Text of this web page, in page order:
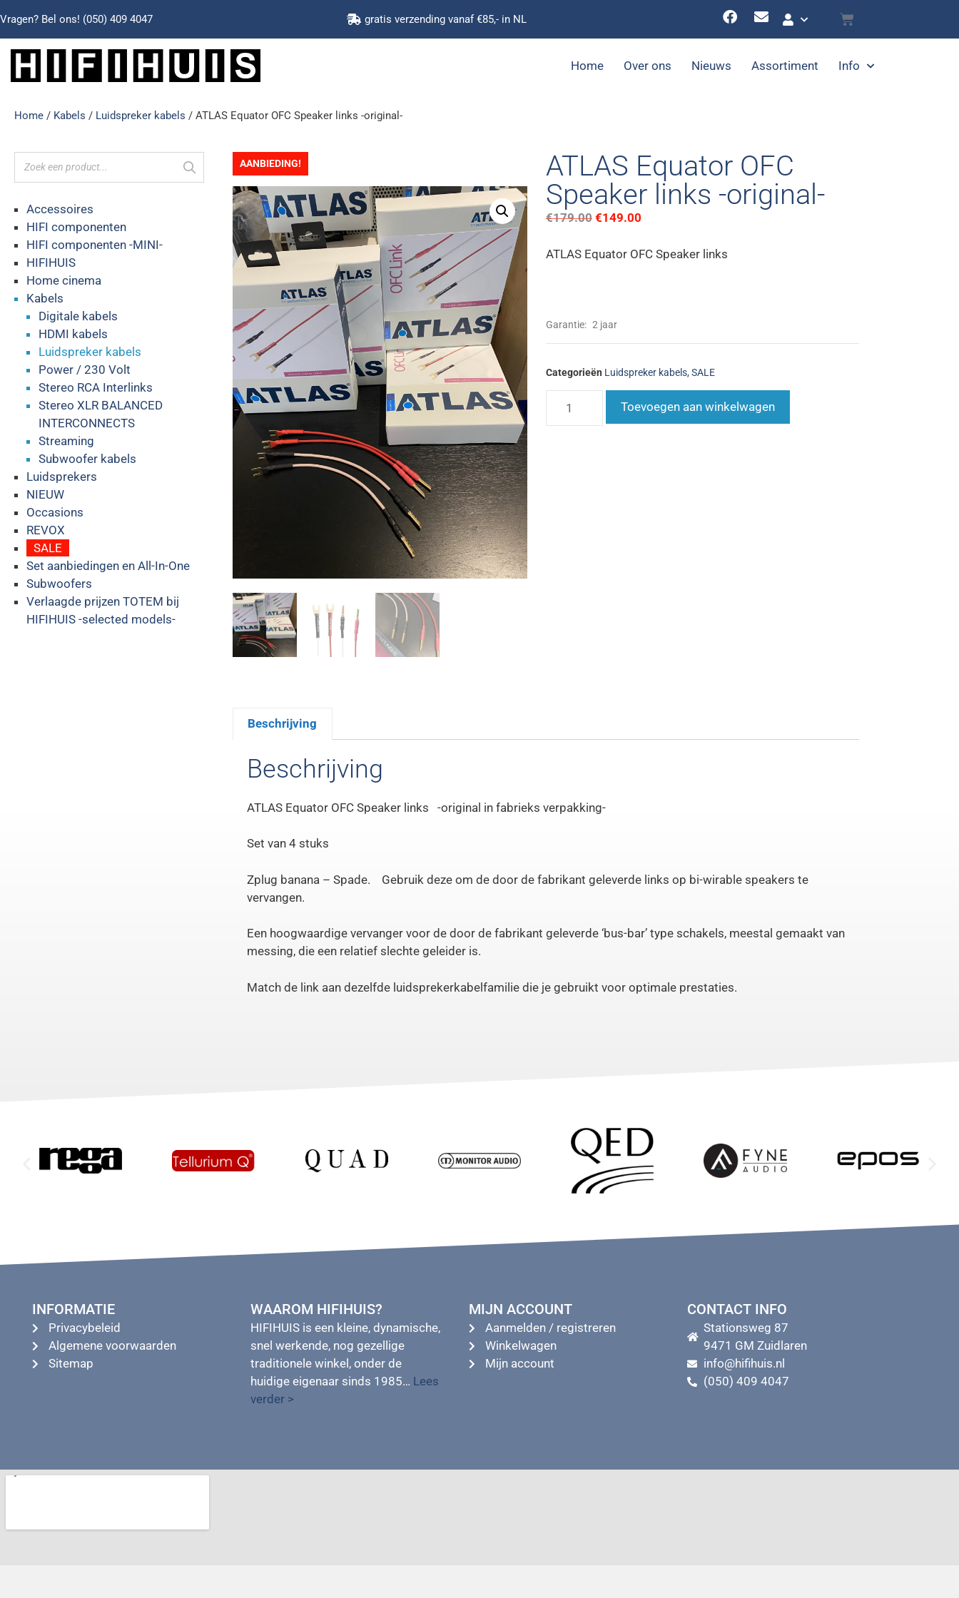
Vragen? Bel ons! (050) 409 4047 gratis verzending vanaf €85,- in NL
Home Over ons Nieuws Assortiment Info
Home / Kabels / Luidspreker kabels / ATLAS Equator OFC Speaker links -original-
Accessoires
HIFI componenten
HIFI componenten -MINI-
HIFIHUIS
Home cinema
Kabels
Digitale kabels
HDMI kabels
Luidspreker kabels
Power / 230 Volt
Stereo RCA Interlinks
Stereo XLR BALANCED
INTERCONNECTS
Streaming
Subwoofer kabels
Luidsprekers
NIEUW
Occasions
REVOX
SALE
Set aanbiedingen en All-In-One
Subwoofers
Verlaagde prijzen TOTEM bij
HIFIHUIS -selected models-
AANBIEDING!
ATLAS Equator OFC
Speaker links -original-
€179.00 €149.00
ATLAS Equator OFC Speaker links
Garantie: 2 jaar
Categorieën Luidspreker kabels, SALE
Toevoegen aan winkelwagen
Beschrijving
Beschrijving
ATLAS Equator OFC Speaker links -original in fabrieks verpakking-
Set van 4 stuks
Zplug banana – Spade. Gebruik deze om de door de fabrikant geleverde links op bi-wirable speakers te
vervangen.
Een hoogwaardige vervanger voor de door de fabrikant geleverde ‘bus-bar’ type schakels, meestal gemaakt van
messing, die een relatief slechte geleider is.
Match de link aan dezelfde luidsprekerkabelfamilie die je gebruikt voor optimale prestaties.
INFORMATIE
Privacybeleid
Algemene voorwaarden
Sitemap
WAAROM HIFIHUIS?
HIFIHUIS is een kleine, dynamische,
snel werkende, nog gezellige
traditionele winkel, onder de
huidige eigenaar sinds 1985… Lees
verder >
MIJN ACCOUNT
Aanmelden / registreren
Winkelwagen
Mijn account
CONTACT INFO
Stationsweg 87
9471 GM Zuidlaren
info@hifihuis.nl
(050) 409 4047